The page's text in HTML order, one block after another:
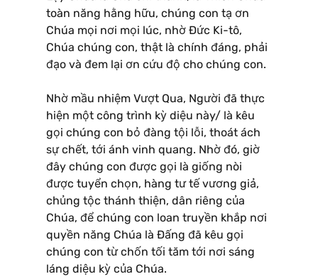
toàn năng hằng hữu, chúng con tạ ơn
Chúa mọi nơi mọi lúc, nhờ Ðức Ki-tô,
Chúa chúng con, thật là chính đáng, phải
đạo và đem lại ơn cứu độ cho chúng con.
Nhờ mầu nhiệm Vượt Qua, Người đã thực
hiện một công trình kỳ diệu này/ là kêu
gọi chúng con bỏ đàng tội lỗi, thoát ách
sự chết, tới ánh vinh quang. Nhờ đó, giờ
đây chúng con được gọi là giống nòi
được tuyển chọn, hàng tư tế vương giả,
chủng tộc thánh thiện, dân riêng của
Chúa, để chúng con loan truyền khắp nơi
quyền năng Chúa là Ðấng đã kêu gọi
chúng con từ chốn tối tăm tới nơi sáng
láng diệu kỳ của Chúa.